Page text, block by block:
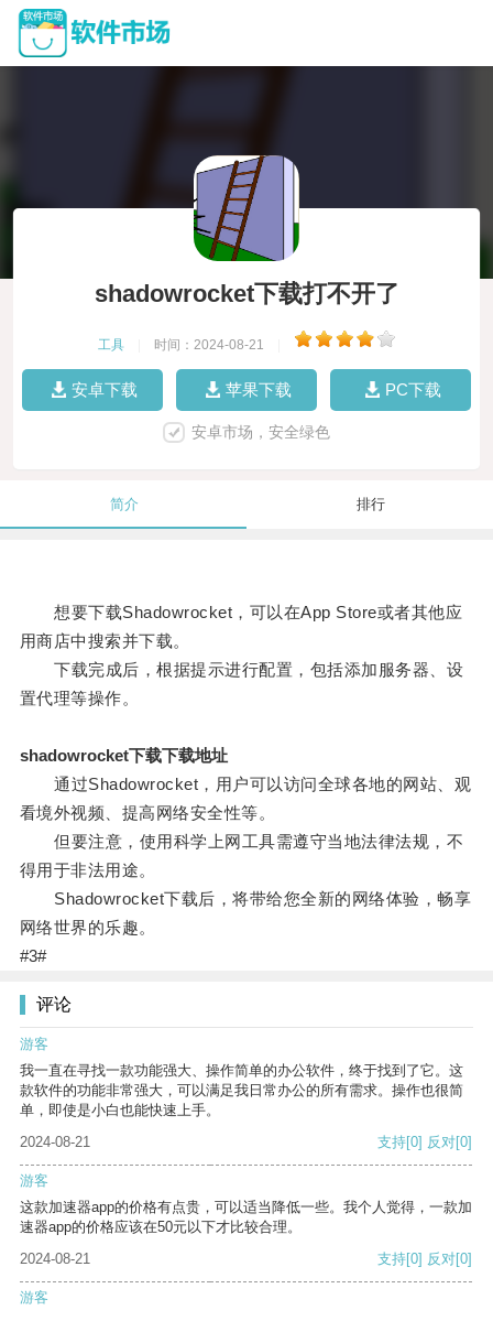
shadowrocket下载打不开了
工具 时间：2024-08-21
安卓下载 苹果下载 PC下载
安卓市场，安全绿色
简介 排行
想要下载Shadowrocket，可以在App Store或者其他应
用商店中搜索并下载。
下载完成后，根据提示进行配置，包括添加服务器、设
置代理等操作。
shadowrocket下载下载地址
通过Shadowrocket，用户可以访问全球各地的网站、观
看境外视频、提高网络安全性等。
但要注意，使用科学上网工具需遵守当地法律法规，不
得用于非法用途。
Shadowrocket下载后，将带给您全新的网络体验，畅享
网络世界的乐趣。
#3#
评论
游客
我一直在寻找一款功能强大、操作简单的办公软件，终于找到了它。这
款软件的功能非常强大，可以满足我日常办公的所有需求。操作也很简
单，即使是小白也能快速上手。
2024-08-21
支持[0] 反对[0]
游客
这款加速器app的价格有点贵，可以适当降低一些。我个人觉得，一款加
速器app的价格应该在50元以下才比较合理。
2024-08-21
支持[0] 反对[0]
游客